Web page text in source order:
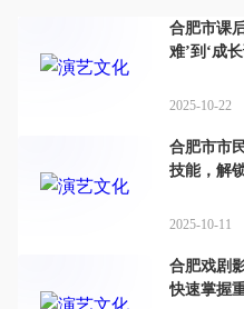
合肥市课
难’到‘成
2025-10-22
合肥市市
技能，解
2025-10-11
合肥戏剧
快速掌握